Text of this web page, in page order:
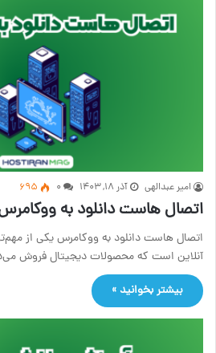
امیر عبدالهی آذر ۱۸, ۱۴۰۳ ۰ 695
اتصال هاست دانلود به
اتصال هاست دانلود به ووکامرس یکی از
آنلاین است که محصولات دیجیتال فروش
بیشتر بخوانید »